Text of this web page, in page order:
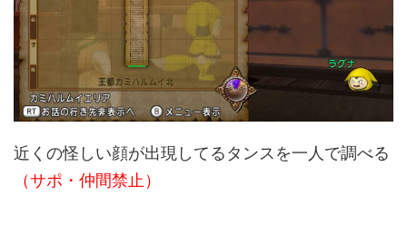
近くの怪しい顔が出現してるタンスを一人で調べる
（サポ・仲間禁止）